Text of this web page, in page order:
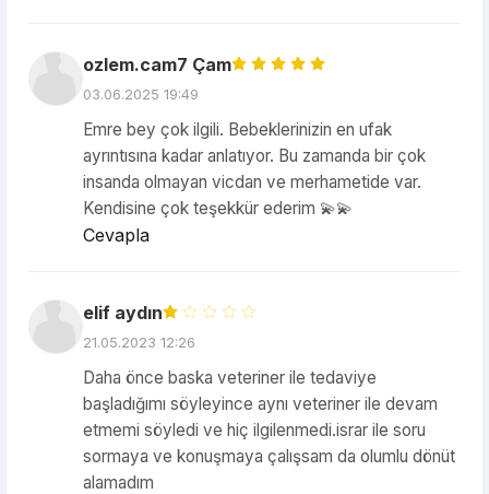
ozlem.cam7 Çam
03.06.2025 19:49
Emre bey çok ilgili. Bebeklerinizin en ufak
ayrıntısına kadar anlatıyor. Bu zamanda bir çok
insanda olmayan vicdan ve merhametide var.
Kendisine çok teşekkür ederim 💫💫
Cevapla
elif aydın
21.05.2023 12:26
Daha önce baska veteriner ile tedaviye
başladığımı söyleyince aynı veteriner ile devam
etmemi söyledi ve hiç ilgilenmedi.israr ile soru
sormaya ve konuşmaya çalışsam da olumlu dönüt
alamadım